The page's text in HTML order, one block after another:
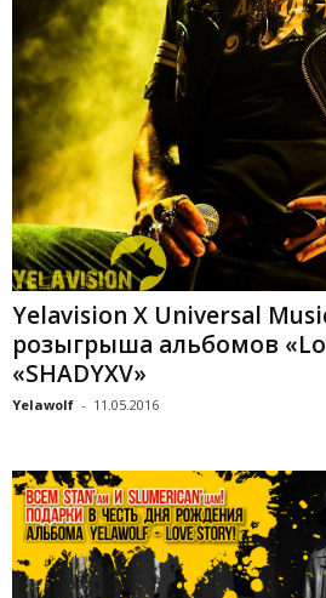
Yelavision X Universal
розыгрыша альбомов
«SHADYXV»
Yelawolf - 11.05.2016